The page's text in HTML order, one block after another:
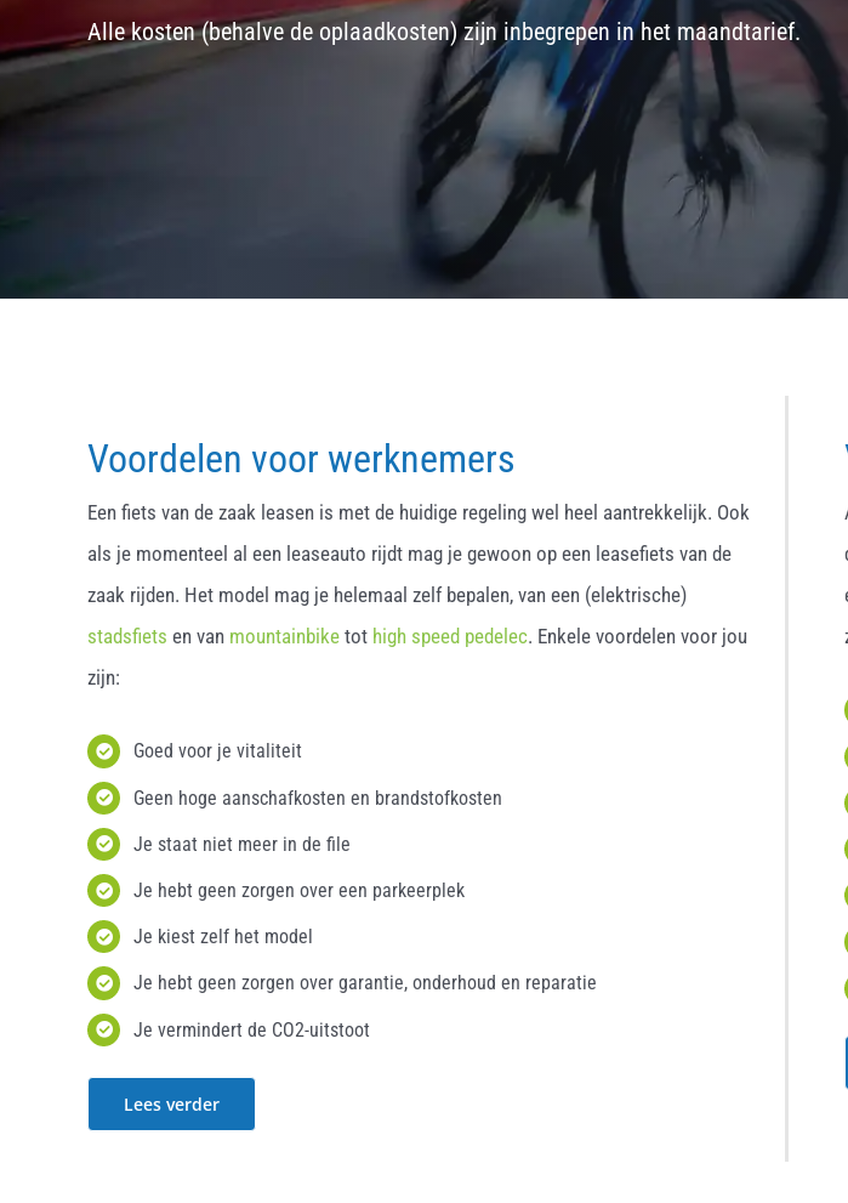
Alle kosten (behalve de oplaadkosten) zijn inbegrepen in het maandtarief.
Voordelen voor werknemers
Een fiets van de zaak leasen is met de huidige regeling wel heel aantrekkelijk. Ook
als je momenteel al een leaseauto rijdt mag je gewoon op een leasefiets van de
zaak rijden. Het model mag je helemaal zelf bepalen, van een (elektrische)
stadsfiets en van mountainbiketot high speed pedelec. Enkele voordelen voor jou
zijn:
Goed voor je vitaliteit
Geen hoge aanschafkosten en brandstofkosten
Je staat niet meer in de file
Je hebt geen zorgen over een parkeerplek
Je kiest zelf het model
Je hebt geen zorgen over garantie, onderhoud en reparatie
Je vermindert de CO2-uitstoot
Lees verder